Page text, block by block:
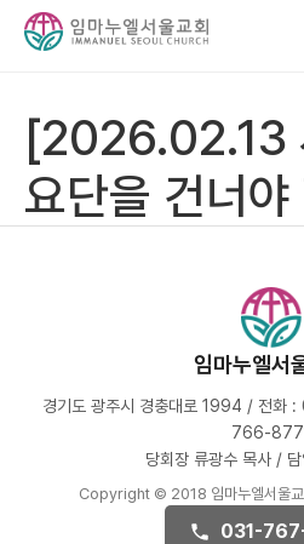
[2026.02.13
요단을 건너
임마누엘서
경기도 광주시 경충대로 1994 / 전
766-
당회장 류광수 목사 /
Copyright © 2018 임마누엘서울
031-